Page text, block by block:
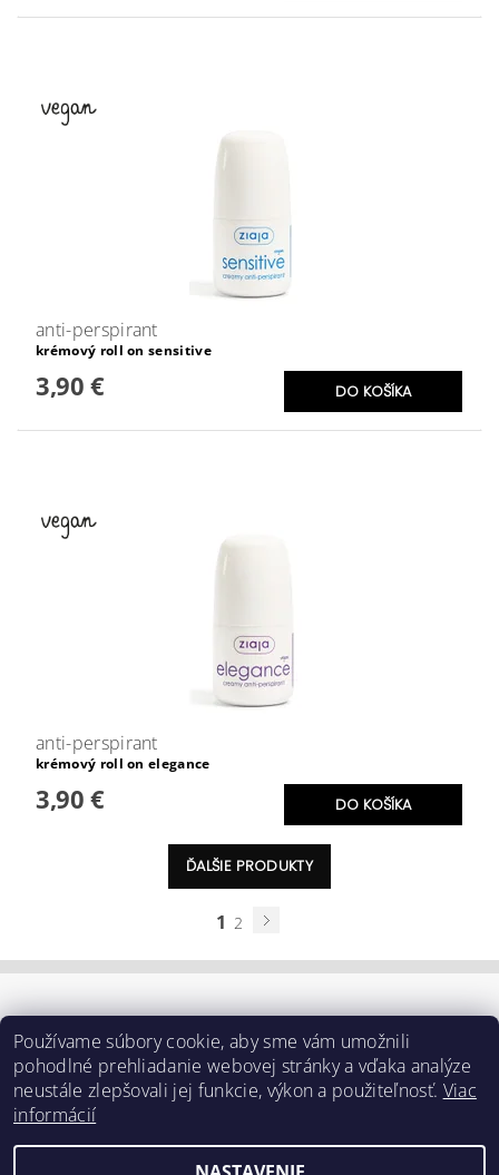
anti-perspirant
krémový roll on sensitive
3,90 €
anti-perspirant
krémový roll on elegance
3,90 €
ĎALŠIE PRODUKTY
1 2
Používame súbory cookie, aby sme vám umožnili
pohodlné prehliadanie webovej stránky a vďaka analýze
neustále zlepšovali jej funkcie, výkon a použiteľnosť. Viac
informácií